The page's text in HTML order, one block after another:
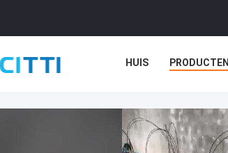
HUIS PRODUCTEN